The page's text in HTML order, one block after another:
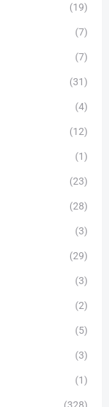
(19)
(7)
(7)
(31)
(4)
(12)
(1)
(23)
(28)
(3)
(29)
(3)
(2)
(5)
(3)
(1)